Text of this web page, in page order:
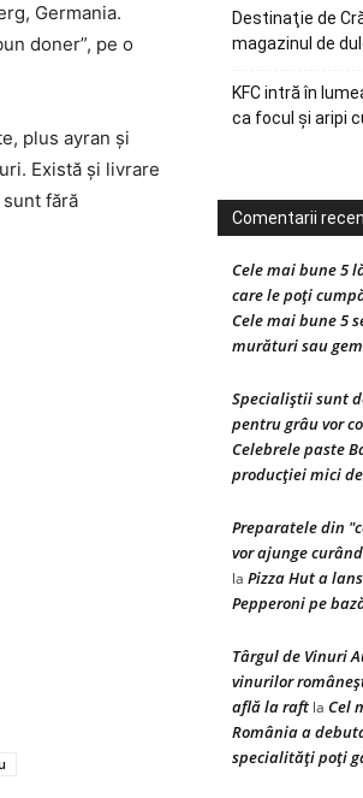
Germania.
doner”, pe o
plus ayran şi
Există şi livrare
fără
Destinaţie de
magazinul de
KFC intră în
ca focul și aripi
Comentarii
Cele mai bune 5
care le poți
Cele mai bune 5
murături sau
Specialiștii sunt
pentru grâu vor
Celebrele paste
producției mici
Preparatele din
vor ajunge
la Pizza Hut a
Pepperoni pe
Târgul de Vinuri
vinurilor
află la raft la Cel
România a
specialităţi poţi